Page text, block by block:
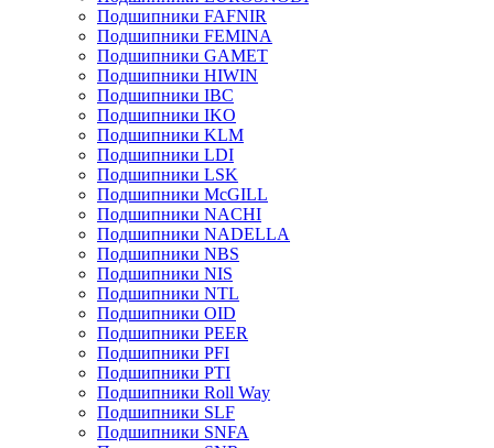
Подшипники FAFNIR
Подшипники FEMINA
Подшипники GAMET
Подшипники HIWIN
Подшипники IBC
Подшипники IKO
Подшипники KLM
Подшипники LDI
Подшипники LSK
Подшипники McGILL
Подшипники NACHI
Подшипники NADELLA
Подшипники NBS
Подшипники NIS
Подшипники NTL
Подшипники OID
Подшипники PEER
Подшипники PFI
Подшипники PTI
Подшипники Roll Way
Подшипники SLF
Подшипники SNFA